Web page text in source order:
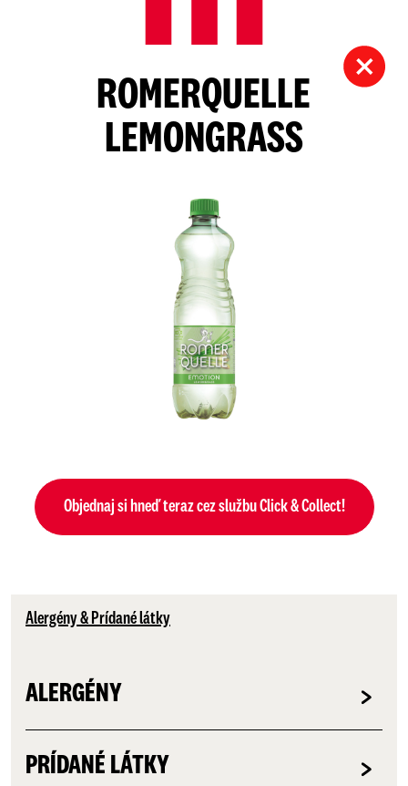
ROMERQUELLE
LEMONGRASS
Objednaj si hneď teraz cez službu Click & Collect!
Alergény & Prídané látky
ALERGÉNY
PRÍDANÉ LÁTKY